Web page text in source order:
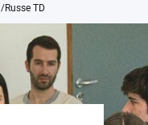
Russe TD